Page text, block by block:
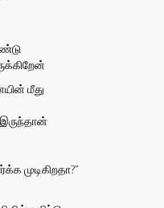
மீது
இருந்தான்
முடிகிறதா?”